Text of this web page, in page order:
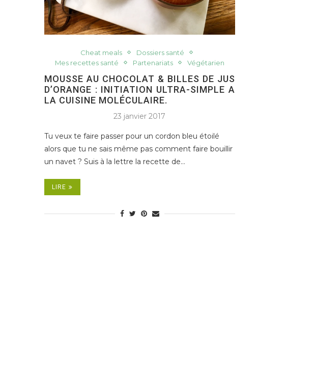
Cheat meals
Dossiers santé
Mes recettes santé
Partenariats Végétarien
MOUSSE AU CHOCOLAT & BILLES DE JUS
D’ORANGE : INITIATION ULTRA-SIMPLE A
LA CUISINE MOLÉCULAIRE.
23 janvier 2017
Tu veux te faire passer pour un cordon bleu étoilé
alors que tu ne sais même pas comment faire bouillir
un navet ? Suis à la lettre la recette de…
LIRE